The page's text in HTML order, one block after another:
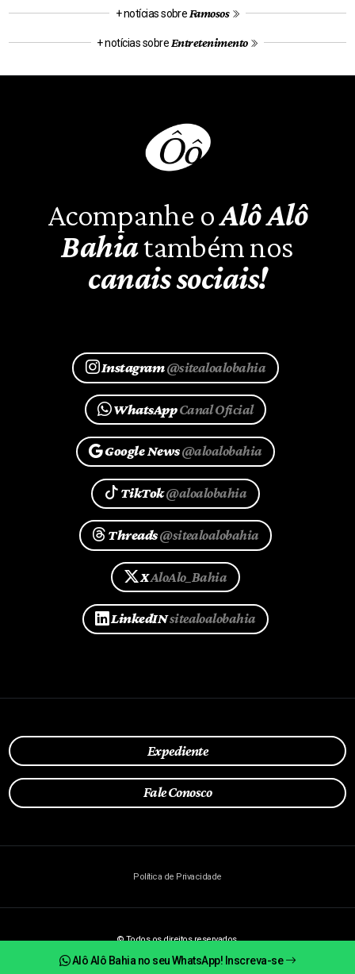
Alô Alô Bahia no seu WhatsApp! Inscreva-se
+ notícias sobre Famosos
+ notícias sobre Entretenimento
Acompanhe oAlô Alô
Bahiatambém nos
canais sociais!
Instagram@sitealoalobahia
WhatsAppCanal Oficial
Google News@aloalobahia
TikTok@aloalobahia
Threads@sitealoalobahia
XAloAlo_Bahia
LinkedINsitealoalobahia
Expediente
Fale Conosco
Política de Privacidade
© Todos os direitos reservados.